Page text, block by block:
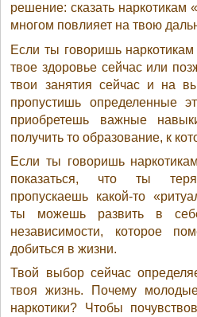
решение: сказать
многом повлияет на твою
Если ты говоришь
твое здоровье сейчас или
твои занятия сейчас и на
пропустишь определенные
приобретешь важные
получить то образование, к
Если ты говоришь
показаться, что ты
пропускаешь какой-то
ты можешь развить в
независимости, которое
добиться в жизни.
Твой выбор сейчас
твоя жизнь. Почему
наркотики? Чтобы